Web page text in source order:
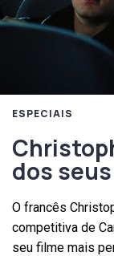
ESPECIAIS
dos
O francês
competitiva de
seu filme mais